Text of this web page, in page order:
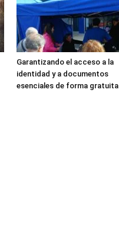
Garantizando el acceso a la
identidad y a documentos
esenciales de forma gratuita